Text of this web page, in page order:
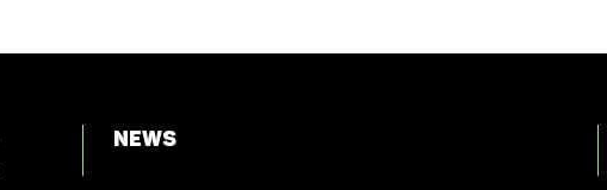
News